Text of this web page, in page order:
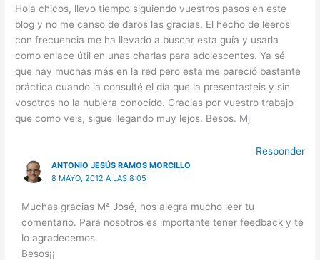
Hola chicos, llevo tiempo siguiendo vuestros pasos en este
blog y no me canso de daros las gracias. El hecho de leeros
con frecuencia me ha llevado a buscar esta guía y usarla
como enlace útil en unas charlas para adolescentes. Ya sé
que hay muchas más en la red pero esta me pareció bastante
práctica cuando la consulté el día que la presentasteis y sin
vosotros no la hubiera conocido. Gracias por vuestro trabajo
que como veis, sigue llegando muy lejos. Besos. Mj
Responder
ANTONIO JESÚS RAMOS MORCILLO
8 MAYO, 2012 A LAS 8:05
Muchas gracias Mª José, nos alegra mucho leer tu
comentario. Para nosotros es importante tener feedback y te
lo agradecemos.
Besos¡¡